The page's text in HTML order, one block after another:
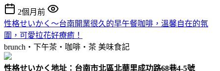
2個月前
性格せいかく～台南開業很久的早午餐咖啡，溫馨自在的氛
圍，可愛拉花好療癒！
brunch‧下午茶‧咖啡‧茶 美味食記
性格せいかく 地址：台南市北區北華里成功路68巷4-5號